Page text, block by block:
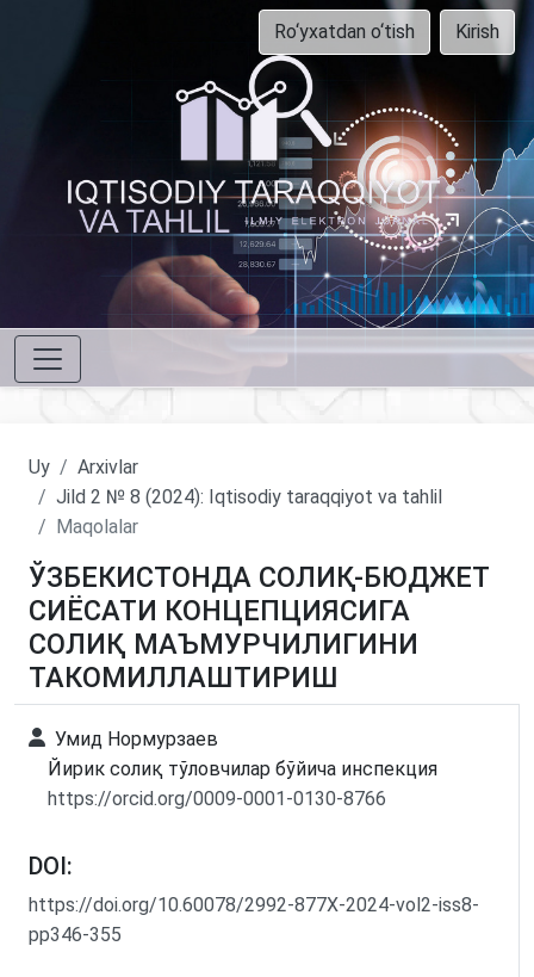
Ro‘yxatdan o‘tish Kirish
Uy
Arxivlar
Jild 2 № 8 (2024): Iqtisodiy taraqqiyot va tahlil
Maqolalar
ЎЗБЕКИСТОНДА СОЛИҚ-БЮДЖЕТ
СИЁСАТИ КОНЦЕПЦИЯСИГА
СОЛИҚ МАЪМУРЧИЛИГИНИ
ТАКОМИЛЛАШТИРИШ
Умид Нормурзаев
Йирик солиқ тўловчилар бўйича инспекция
https://orcid.org/0009-0001-0130-8766
DOI:
https://doi.org/10.60078/2992-877X-2024-vol2-iss8-
pp346-355